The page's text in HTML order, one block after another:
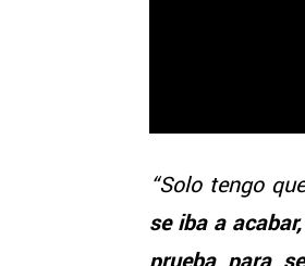
“Solo tengo
se iba a acabar,